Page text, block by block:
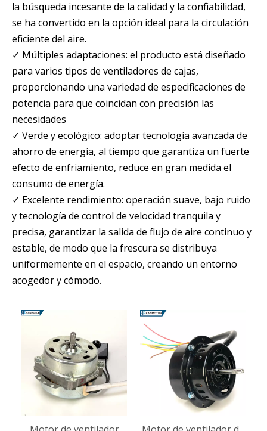
la búsqueda incesante de la calidad y la confiabilidad,
se ha convertido en la opción ideal para la circulación
eficiente del aire.
✓ Múltiples adaptaciones: el producto está diseñado
para varios tipos de ventiladores de cajas,
proporcionando una variedad de especificaciones de
potencia para que coincidan con precisión las
necesidades
✓ Verde y ecológico: adoptar tecnología avanzada de
ahorro de energía, al tiempo que garantiza un fuerte
efecto de enfriamiento, reduce en gran medida el
consumo de energía.
✓ Excelente rendimiento: operación suave, bajo ruido
y tecnología de control de velocidad tranquila y
precisa, garantizar la salida de flujo de aire continuo y
estable, de modo que la frescura se distribuya
uniformemente en el espacio, creando un entorno
acogedor y cómodo.